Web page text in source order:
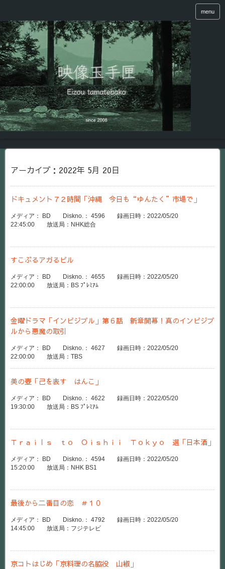
menu
アーカイブ：2022年 5月 20日
ドキュメント７２時間「沖縄 今日も“ゆんたく”市場で」
メディア： BD Diskno.： 4596 録画日時：2022/05/20
22:45:00 放送局：NHK総合
すこぶるアガるビル
メディア： BD Diskno.： 4655 録画日時：2022/05/20
22:00:00 放送局：BS ﾌﾟﾚﾐｱﾑ
金曜ドラマ「インビジブル」第６話 新章開幕！真のインビジブ
ルから悪魔の取引
メディア： BD Diskno.： 4627 録画日時：2022/05/20
22:00:00 放送局：TBS
美の壺「己を表す はんこ」
メディア： BD Diskno.： 4622 録画日時：2022/05/20
19:30:00 放送局：BS ﾌﾟﾚﾐｱﾑ
Ｔｒａｉｌｓ ｔｏ Ｏｉｓｈｉｉ Ｔｏｋｙｏ 選「日本酒」
メディア： BD Diskno.： 4594 録画日時：2022/05/20
15:20:00 放送局：NHK BS1
最後から二番目の恋 ＃１０
メディア： BD Diskno.： 4792 録画日時：2022/05/20
14:45:00 放送局：フジテレビ
京コトはじめ「京料理の名脇役 山椒」